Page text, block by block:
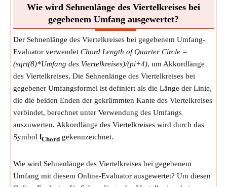
Wie wird Sehnenlänge des Viertelkreises bei
gegebenem Umfang ausgewertet?
Der Sehnenlänge des Viertelkreises bei gegebenem Umfang-
Evaluator verwendet Chord Length of Quarter Circle =
(sqrt(8)*Umfang des Viertelkreises)/(pi+4), um Akkordlänge
des Viertelkreises, Die Sehnenlänge des Viertelkreises bei
gegebener Umfangsformel ist definiert als die Länge der Linie,
die die beiden Enden der gekrümmten Kante des Viertelkreises
verbindet, berechnet unter Verwendung des Umfangs
auszuwerten. Akkordlänge des Viertelkreises wird durch das
Symbol lChord gekennzeichnet.
Wie wird Sehnenlänge des Viertelkreises bei gegebenem
Umfang mit diesem Online-Evaluator ausgewertet? Um diesen